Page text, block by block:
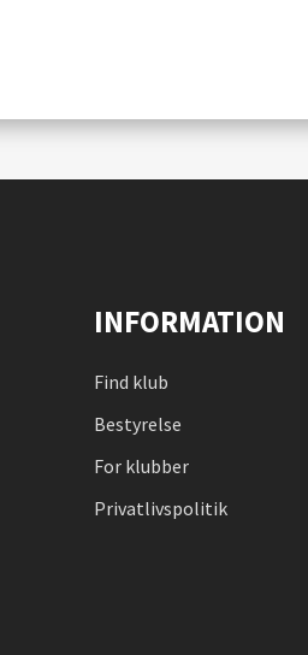
INFORMATION
Find klub
Bestyrelse
For klubber
Privatlivspolitik